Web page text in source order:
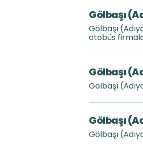
Gölbaşı
Gölbaşı
otobüs
Gölbaşı
Gölbaşı
Gölbaşı
Gölbaşı